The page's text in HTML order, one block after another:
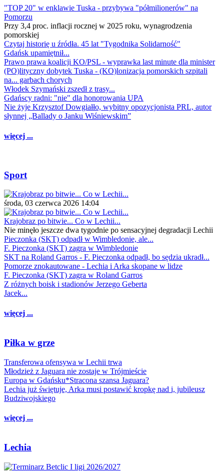
"TOP 20" w enklawie Tuska - przybywa "półmilionerów" na
Pomorzu
Przy 3,4 proc. inflacji rocznej w 2025 roku, wynagrodzenia
pomorskiej
Czytaj historię u źródła. 45 lat "Tygodnika Solidarność"
Gdańsk upamiętnił...
Prawo prawa koalicji KO/PSL - wyprawka last minute dla minister
(PO)lityczny dobytek Tuska - (KO)lonizacja pomorskich szpitali
na... garbach chorych
Włodek Szymański zszedł z trasy...
Gdańscy radni: "nie" dla honorowania UPA
Nie żyje Krzysztof Dowgiałło, wybitny opozycjonista PRL, autor
słynnej „Ballady o Janku Wiśniewskim”
więcej ...
Sport
środa, 03 czerwca 2026 14:04
Krajobraz po bitwie... Co w Lechii...
Nie minęło jeszcze dwa tygodnie po sensacyjnej degradacji Lechii
Pieczonka (SKT) odpadł w Wimbledonie, ale...
F. Pieczonka (SKT) zagra w Wimbledonie
SKT na Roland Garros - F. Pieczonka odpadł, bo sędzia ukradł...
Pomorze znokautowane - Lechia i Arka skopane w lidze
F. Pieczonka (SKT) zagra w Roland Garros
Z różnych boisk i stadionów Jerzego Geberta
Jacek...
więcej ...
Piłka w grze
Transferowa ofensywa w Lechii trwa
Młodzież z Jaguara nie zostaje w Trójmieście
Europa w Gdańsku*Stracona szansa Jaguara?
Lechia już świętuje, Arka musi postawić kropkę nad i, jubileusz
Budziwojskiego
więcej ...
Lechia